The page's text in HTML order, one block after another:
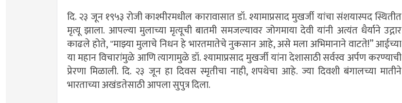
दि. २३ जून १९५३ रोजी काश्मीरमधील कारावासात डॉ. श्यामाप्रसाद मुखर्जी यांचा संशयास्पद स्थितीत
मृत्यू झाला. आपल्या मुलाच्या मृत्यूची बातमी समजल्यावर जोगमाया देवी यांनी अत्यंत धैर्याने उद्गार
काढले होते, "माझ्या मुलाचे निधन हे भारतमातेचे नुकसान आहे, असे मला अभिमानाने वाटते!” आईच्या
या महान विचारांमुळे आणि त्यागामुळे डॉ. श्यामाप्रसाद मुखर्जी यांना देशासाठी सर्वस्व अर्पण करण्याची
प्रेरणा मिळाली. दि. २३ जून हा दिवस स्मृतीचा नाही, शपथेचा आहे. ज्या दिवशी बंगालच्या मातीने
भारताच्या अखंडतेसाठी आपला सुपुत्र दिला.